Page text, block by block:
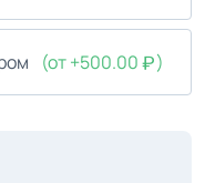
(от +500.00 )